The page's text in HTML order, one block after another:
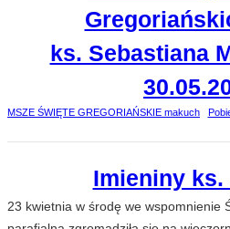
ks. Sebastiana
MSZE ŚWIĘTE GREGORIAŃSKIE makuch
Imieniny ks.
23 kwietnia w środę we wspomnienie